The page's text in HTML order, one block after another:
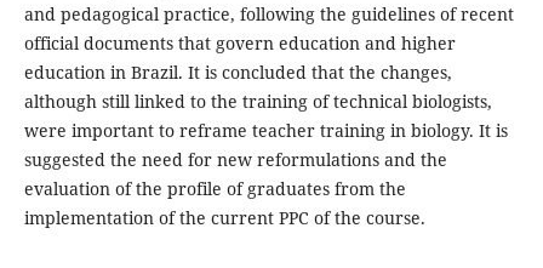
and pedagogical practice, following the guidelines of recent
official documents that govern education and higher
education in Brazil. It is concluded that the changes,
although still linked to the training of technical biologists,
were important to reframe teacher training in biology. It is
suggested the need for new reformulations and the
evaluation of the profile of graduates from the
implementation of the current PPC of the course.